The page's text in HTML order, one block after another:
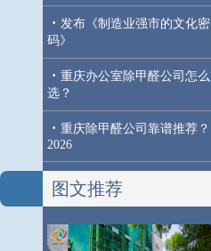
· 发布《制造业强市的文化密
码》
· 重庆办公室除甲醛公司怎么
选？
· 重庆除甲醛公司靠谱推荐？
2026
图文推荐